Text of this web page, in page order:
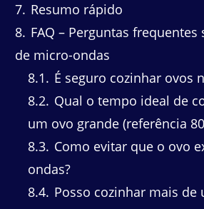
7 Resumo rápido
8 FAQ – Perguntas
de micro-ondas
8.1
É seguro cozinhar ovos
8.2 Qual o tempo ideal de
um ovo grande (referência
8.3 Como evitar que o ovo
ondas?
8.4 Posso cozinhar mais de